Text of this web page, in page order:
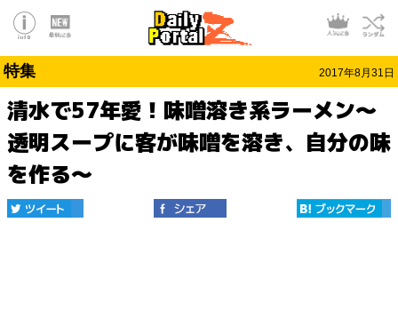
特集 2017年8月31日
清水で57年愛！味噌溶き系ラーメン～
透明スープに客が味噌を溶き、自分の味
を作る～